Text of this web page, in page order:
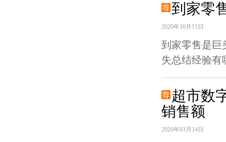
到家零
2020年10月11日
到家零售是巨
失总结经验有
超市数
销售额
2020年03月14日